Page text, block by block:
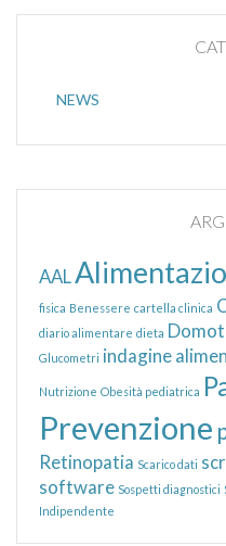
NEWS
AAL
fisica Benessere cartella clinica
diario alimentare dieta
Glucometri indagine
Nutrizione Obesità pediatrica
Prevenzione
Retinopatia Scarico dati
software Sospetti diagnostici
Indipendente